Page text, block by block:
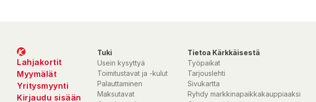
Lahjakortit
Myymälät
Yritysmyynti
Kirjaudu sisään
Tuki
Usein kysyttyä
Toimitustavat ja -kulut
Palauttaminen
Maksutavat
Tietoa Kärkkäisestä
Työpaikat
Tarjouslehti
Sivukartta
Ryhdy markkinapaikkakauppiaaksi